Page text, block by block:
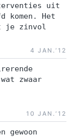
uit
komen. Het
je zinvol
4 JAN.‘12
wat zwaar
10 JAN.‘12